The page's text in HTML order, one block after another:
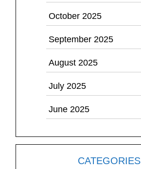
October 2025
September 2025
August 2025
July 2025
June 2025
CATEGORIES